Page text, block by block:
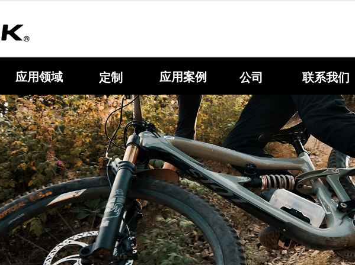
定制 应用案例 公司 联系我们
应用领域